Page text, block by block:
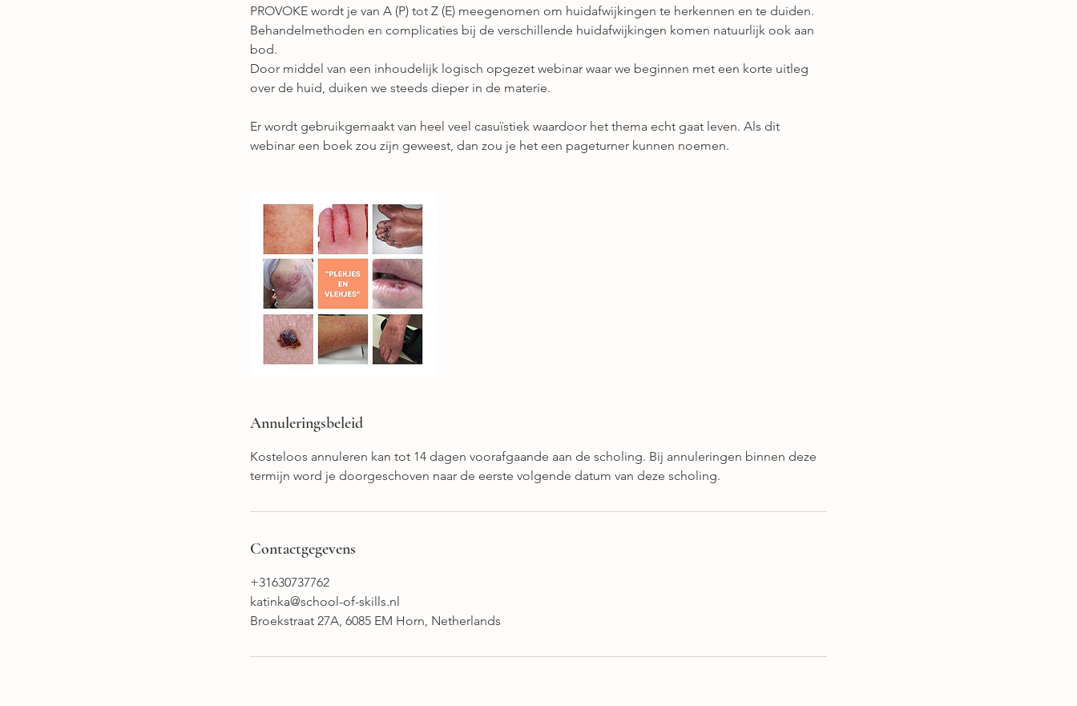
PROVOKE wordt je van A (P) tot Z (E) meegenomen om huidafwijkingen te herkennen en te duiden.
Behandelmethoden en complicaties bij de verschillende huidafwijkingen komen natuurlijk ook aan
bod.
Door middel van een inhoudelijk logisch opgezet webinar waar we beginnen met een korte uitleg
over de huid, duiken we steeds dieper in de materie.
Er wordt gebruikgemaakt van heel veel casuïstiek waardoor het thema echt gaat leven. Als dit
webinar een boek zou zijn geweest, dan zou je het een pageturner kunnen noemen.
Annuleringsbeleid
Kosteloos annuleren kan tot 14 dagen voorafgaande aan de scholing. Bij annuleringen binnen deze
termijn word je doorgeschoven naar de eerste volgende datum van deze scholing.
Contactgegevens
+31630737762
katinka@school-of-skills.nl
Broekstraat 27A, 6085 EM Horn, Netherlands